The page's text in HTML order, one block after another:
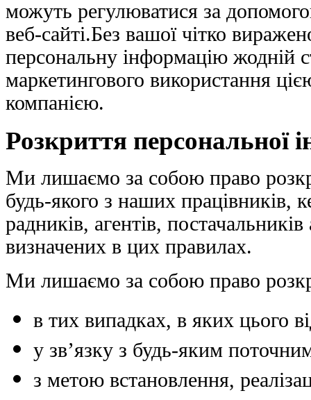
можуть регулюватися за
веб-сайті.Без вашої чітко
персональну інформацію жодній
маркетингового використання
компанією.
Розкриття персональної
Ми лишаємо за собою право
будь-якого з наших працівників,
радників, агентів,
визначених в цих правилах.
Ми лишаємо за собою право
в тих випадках, в яких цього
у зв’язку з будь-яким
з метою встановлення,